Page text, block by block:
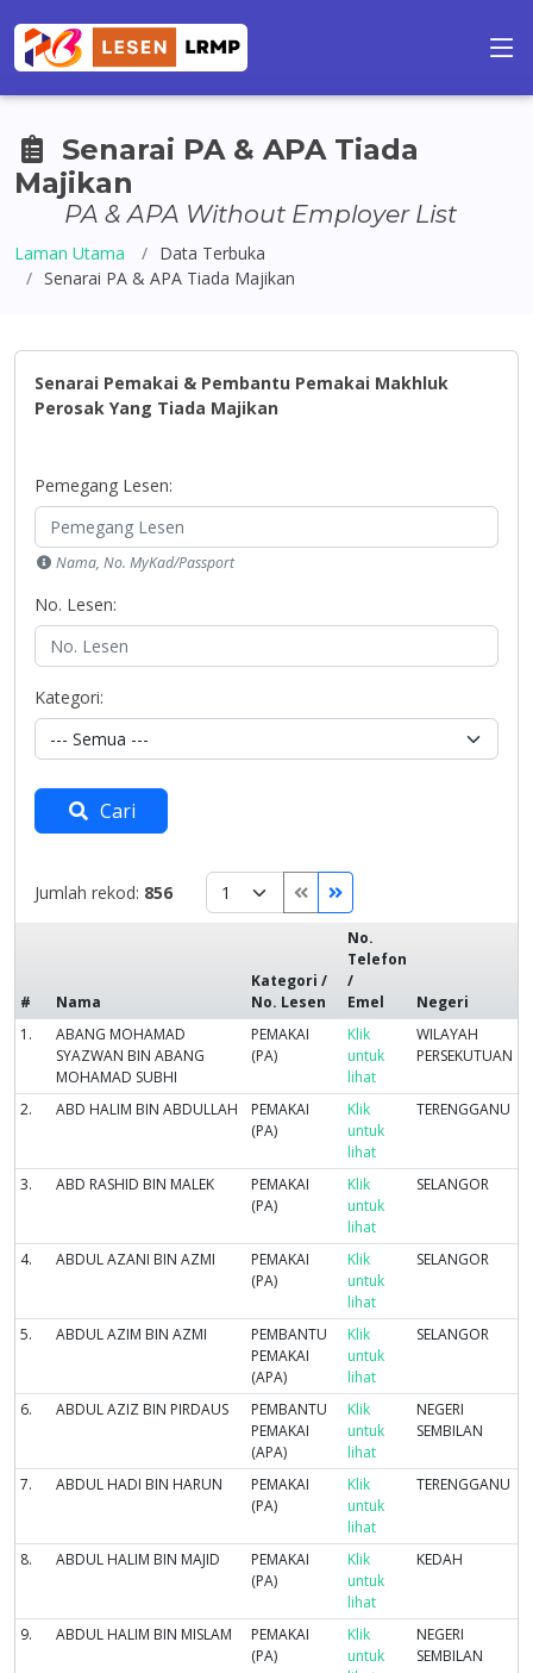
Senarai PA & APA Tiada
Majikan
PA & APA Without Employer List
Laman Utama
Data Terbuka
Senarai PA & APA Tiada Majikan
Senarai Pemakai & Pembantu Pemakai Makhluk
Perosak Yang Tiada Majikan
Pemegang Lesen:
Nama, No. MyKad/Passport
No. Lesen:
Kategori:
Cari
Jumlah rekod: 856
# Nama
Kategori /
No. Lesen
No.
Telefon
/
Emel
Negeri
1.
ABANG MOHAMAD
SYAZWAN BIN ABANG
MOHAMAD SUBHI
PEMAKAI
(PA)
Klik
untuk
lihat
WILAYAH
PERSEKUTUAN
2. ABD HALIM BIN ABDULLAH
PEMAKAI
(PA)
Klik
untuk
lihat
TERENGGANU
3. ABD RASHID BIN MALEK
PEMAKAI
(PA)
Klik
untuk
lihat
SELANGOR
4. ABDUL AZANI BIN AZMI
PEMAKAI
(PA)
Klik
untuk
lihat
SELANGOR
5. ABDUL AZIM BIN AZMI
PEMBANTU
PEMAKAI
(APA)
Klik
untuk
lihat
SELANGOR
6. ABDUL AZIZ BIN PIRDAUS
PEMBANTU
PEMAKAI
(APA)
Klik
untuk
lihat
NEGERI
SEMBILAN
7. ABDUL HADI BIN HARUN
PEMAKAI
(PA)
Klik
untuk
lihat
TERENGGANU
8. ABDUL HALIM BIN MAJID
PEMAKAI
(PA)
Klik
untuk
lihat
KEDAH
9. ABDUL HALIM BIN MISLAM
PEMAKAI
(PA)
Klik
untuk
NEGERI
SEMBILAN